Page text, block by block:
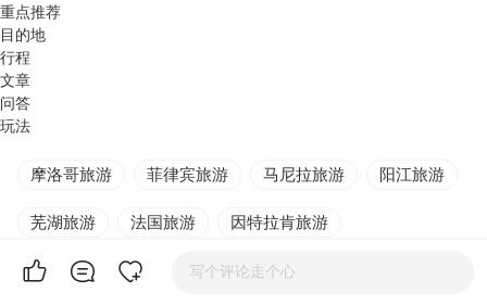
重点推荐
目的地
行程
文章
问答
玩法
摩洛哥旅游 菲律宾旅游 马尼拉旅游 阳江旅游
芜湖旅游 法国旅游 因特拉肯旅游
斯德哥尔摩旅游 泰顺旅游 苏州旅游
写个评论走个心